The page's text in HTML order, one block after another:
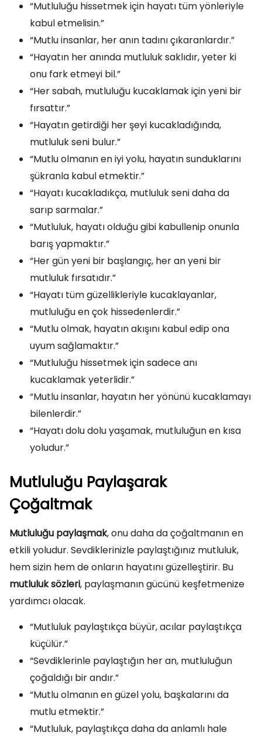
“Mutluluğu hissetmek için hayatı tüm yönleriyle
kabul etmelisin.”
“Mutlu insanlar, her anın tadını çıkaranlardır.”
“Hayatın her anında mutluluk saklıdır, yeter ki
onu fark etmeyi bil.”
“Her sabah, mutluluğu kucaklamak için yeni bir
fırsattır.”
“Hayatın getirdiği her şeyi kucakladığında,
mutluluk seni bulur.”
“Mutlu olmanın en iyi yolu, hayatın sunduklarını
şükranla kabul etmektir.”
“Hayatı kucakladıkça, mutluluk seni daha da
sarıp sarmalar.”
“Mutluluk, hayatı olduğu gibi kabullenip onunla
barış yapmaktır.”
“Her gün yeni bir başlangıç, her an yeni bir
mutluluk fırsatıdır.”
“Hayatı tüm güzellikleriyle kucaklayanlar,
mutluluğu en çok hissedenlerdir.”
“Mutlu olmak, hayatın akışını kabul edip ona
uyum sağlamaktır.”
“Mutluluğu hissetmek için sadece anı
kucaklamak yeterlidir.”
“Mutlu insanlar, hayatın her yönünü kucaklamayı
bilenlerdir.”
“Hayatı dolu dolu yaşamak, mutluluğun en kısa
yoludur.”
Mutluluğu Paylaşarak
Çoğaltmak
Mutluluğu paylaşmak, onu daha da çoğaltmanın en
etkili yoludur. Sevdiklerinizle paylaştığınız mutluluk,
hem sizin hem de onların hayatını güzelleştirir. Bu
mutluluk sözleri, paylaşmanın gücünü keşfetmenize
yardımcı olacak.
“Mutluluk paylaştıkça büyür, acılar paylaştıkça
küçülür.”
“Sevdiklerinle paylaştığın her an, mutluluğun
çoğaldığı bir andır.”
“Mutlu olmanın en güzel yolu, başkalarını da
mutlu etmektir.”
“Mutluluk, paylaştıkça daha da anlamlı hale